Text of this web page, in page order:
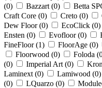
(0) Bazzart (0) Betta
Craft Core (0) Creto (0)
Dew Floor (0) EcoClick (0)
Ensten (0) Evofloor (0)
FineFloor (1) FloorAge (0)
Floorwood (0) Foloda (
(0) Imperial Art (0)
Laminext (0) Lamiwood (0)
(0) LQuarzo (0)